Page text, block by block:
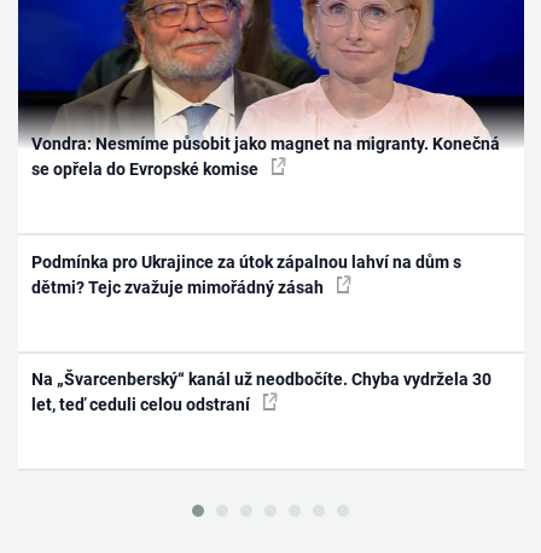
Vondra: Nesmíme působit jako magnet na migranty. Konečná
se opřela do Evropské komise
Podmínka pro Ukrajince za útok zápalnou lahví na dům s
dětmi? Tejc zvažuje mimořádný zásah
Na „Švarcenberský“ kanál už neodbočíte. Chyba vydržela 30
let, teď ceduli celou odstraní